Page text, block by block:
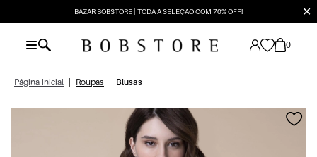
BAZAR BOBSTORE | TODA A SELEÇÃO COM 70% OFF! ✕
0
Página inicial Roupas Blusas